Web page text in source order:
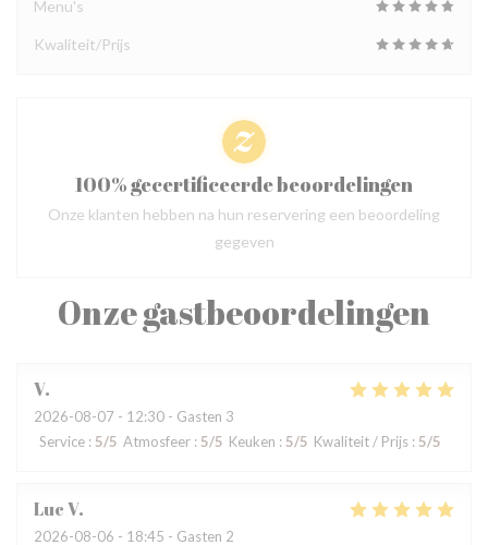
Onze gastbeoordelingen
V
2026-08-07 - 12:30 - Gasten 3
Service : 5/5 Atmosfeer : 5/5 Keuken : 5/5 Kwaliteit / Prijs : 5/5
LucV
2026-08-06 - 18:45 - Gasten 2
Menu's
Kwaliteit/Prijs
100% gecertificeerde beoordelingen
Onze klanten hebben na hun reservering een beoordeling
gegeven